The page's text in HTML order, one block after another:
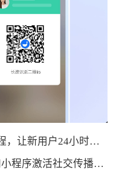
1.加微信后别冷场！5步欢迎流程，让新用户24小时内主动下单
2.自定义拼团规则：微信商城和小程序激活社交传播的新玩法